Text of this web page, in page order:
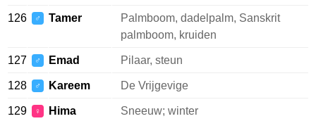
126 ♂ Tamer
Palmboom, dadelpalm, Sanskrit
palmboom, kruiden
127 ♂ Emad Pilaar, steun
128 ♂ Kareem De Vrijgevige
129 ♀ Hima Sneeuw; winter